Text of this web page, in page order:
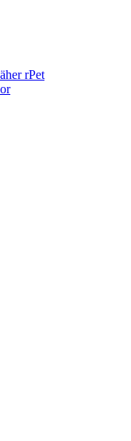
rPet